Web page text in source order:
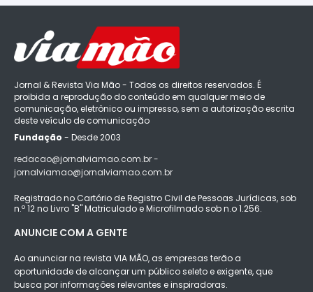
Jornal & Revista Via Mão - Todos os direitos reservados. É
proibida a reprodução do conteúdo em qualquer meio de
comunicação, eletrônico ou impresso, sem a autorização escrita
deste veículo de comunicação
Fundação - Desde 2003
redacao@jornalviamao.com.br -
jornalviamao@jornalviamao.com.br
Registrado no Cartório de Registro Civil de Pessoas Jurídicas, sob
n.º 12 no Livro "B" Matriculado e Microfilmado sob n.o 1.256.
ANUNCIE COM A GENTE
Ao anunciar na revista VIA MÃO, as empresas terão a
oportunidade de alcançar um público seleto e exigente, que
busca por informações relevantes e inspiradoras.